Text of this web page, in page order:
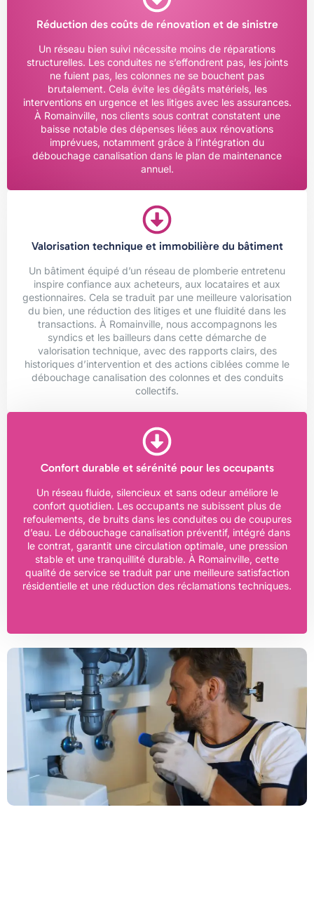
Réduction des coûts de rénovation et de sinistre
Un réseau bien suivi nécessite moins de réparations
structurelles. Les conduites ne s’effondrent pas, les joints
ne fuient pas, les colonnes ne se bouchent pas
brutalement. Cela évite les dégâts matériels, les
interventions en urgence et les litiges avec les assurances.
À Romainville, nos clients sous contrat constatent une
baisse notable des dépenses liées aux rénovations
imprévues, notamment grâce à l’intégration du
débouchage canalisation dans le plan de maintenance
annuel.
Valorisation technique et immobilière du bâtiment
Un bâtiment équipé d’un réseau de plomberie entretenu
inspire confiance aux acheteurs, aux locataires et aux
gestionnaires. Cela se traduit par une meilleure valorisation
du bien, une réduction des litiges et une fluidité dans les
transactions. À Romainville, nous accompagnons les
syndics et les bailleurs dans cette démarche de
valorisation technique, avec des rapports clairs, des
historiques d’intervention et des actions ciblées comme le
débouchage canalisation des colonnes et des conduits
collectifs.
Confort durable et sérénité pour les occupants
Un réseau fluide, silencieux et sans odeur améliore le
confort quotidien. Les occupants ne subissent plus de
refoulements, de bruits dans les conduites ou de coupures
d’eau. Le débouchage canalisation préventif, intégré dans
le contrat, garantit une circulation optimale, une pression
stable et une tranquillité durable. À Romainville, cette
qualité de service se traduit par une meilleure satisfaction
résidentielle et une réduction des réclamations techniques.